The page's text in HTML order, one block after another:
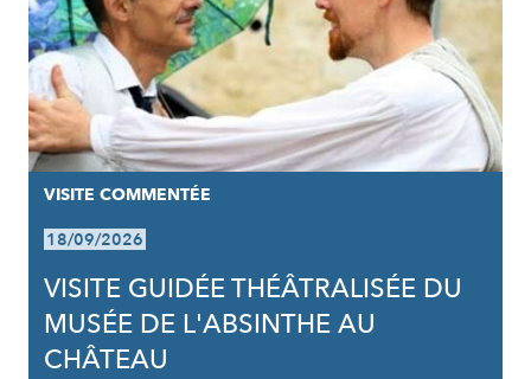
VISITE COMMENTÉE
18/09/2026
VISITE GUIDÉE THÉÂTRALISÉE DU
MUSÉE DE L'ABSINTHE AU
CHÂTEAU